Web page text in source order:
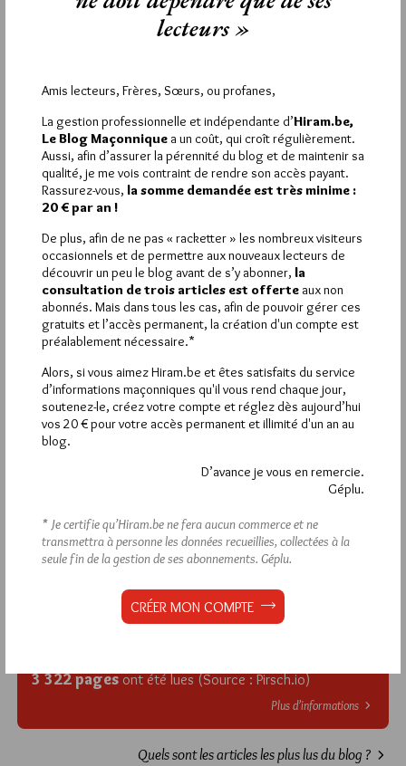
LIBERTE, LIBERTE
Même si dans ma France
Je dois tenir ici mes distances
Théâtres, restaurants, cinémas aimés
Ne doivent pas rester le rideau fermé
Bien assis, plus de place, moins de bruit
Que tout le monde puisse travailler aujourd’hui
Au long terme maintenant
Le travail des uns fait le plaisir des autres
Qui serais-je si je n’étais ton hôte ?
réservée aux abonnés.
Si vous souhaitez rédiger des
Déjà inscrit(e) ?Connectez-vous
3 322 pagesont été lues (Source : Pirsch.io)
Plus d’informations
Quels sont les articles les plus lus du blog ?
lecteurs »
Amis lecteurs, Frères, Sœurs, ou profanes,
La gestion professionnelle et indépendante d’Hiram.be,
Le Blog Maçonnique a un coût, qui croît régulièrement.
Aussi, afin d’assurer la pérennité du blog et de maintenir sa
qualité, je me vois contraint de rendre son accès payant.
Rassurez-vous, la somme demandée est très minime :
20 € par an !
De plus, afin de ne pas « racketter » les nombreux visiteurs
occasionnels et de permettre aux nouveaux lecteurs de
découvrir un peu le blog avant de s’y abonner, la
consultation de trois articles est offerte aux non
abonnés. Mais dans tous les cas, afin de pouvoir gérer ces
gratuits et l’accès permanent, la création d'un compte est
préalablement nécessaire.*
Alors, si vous aimez Hiram.be et êtes satisfaits du service
d’informations maçonniques qu'il vous rend chaque jour,
soutenez-le, créez votre compte et réglez dès aujourd’hui
vos 20 € pour votre accès permanent et illimité d'un an au
blog.
D’avance je vous en remercie.
Géplu.
* Je certifie qu’Hiram.be ne fera aucun commerce et ne
transmettra à personne les données recueillies, collectées à la
seule fin de la gestion de ses abonnements. Géplu.
CRÉER MON COMPTE